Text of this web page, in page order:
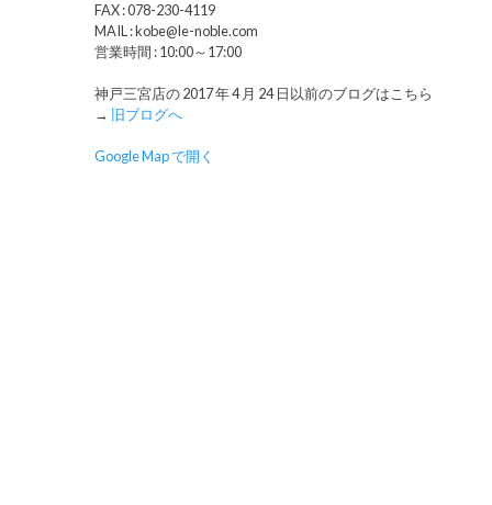
FAX : 078-230-4119
MAIL : kobe@le-noble.com
営業時間 : 10:00～17:00
神戸三宮店の 2017 年 4 月 24 日以前のブログはこちら
→ 旧ブログへ
Google Map で開く